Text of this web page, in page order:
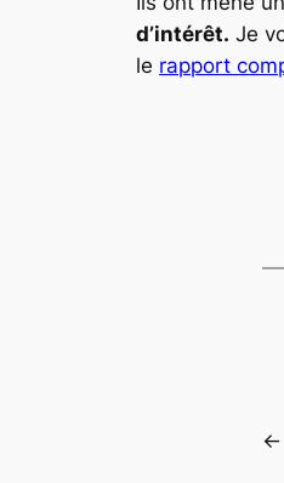
d’intérêt. Je
le rapport
←